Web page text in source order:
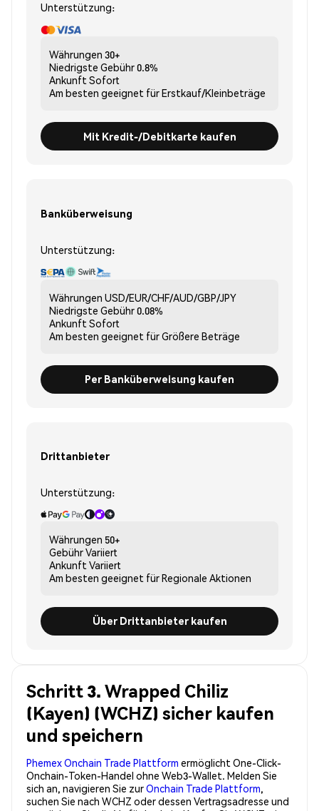
Unterstützung:
Währungen 30+
Niedrigste Gebühr0.8%
Ankunft Sofort
Am besten geeignet fürErstkauf/Kleinbeträge
Mit Kredit-/Debitkarte kaufen
Banküberweisung
Unterstützung:
Währungen USD/EUR/CHF/AUD/GBP/JPY
Niedrigste Gebühr0.08%
Ankunft Sofort
Am besten geeignet fürGrößere Beträge
Per Banküberweisung kaufen
Drittanbieter
Unterstützung:
Währungen 50+
GebührVariiert
Ankunft Variiert
Am besten geeignet fürRegionale Aktionen
Über Drittanbieter kaufen
Schritt 3. Wrapped Chiliz
(Kayen) (WCHZ) sicher kaufen
und speichern
Phemex Onchain Trade Plattform ermöglicht One-Click-
Onchain-Token-Handel ohne Web3-Wallet. Melden Sie
sich an, navigieren Sie zurOnchain Trade Plattform,
suchen Sie nach WCHZ oder dessen Vertragsadresse und